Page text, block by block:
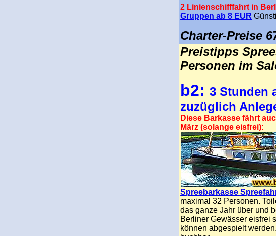
2 Linienschifffahrt in
Gruppen ab 8 EUR
Charter-Preise
Preistipps
Personen im
b2: 3 Stunden
zuzüglich
Diese Barkasse fährt
März (solange eisfrei):
Spreebarkasse
maximal 32 Personen.
das ganze Jahr über und
Berliner Gewässer eisfrei
können abgespielt